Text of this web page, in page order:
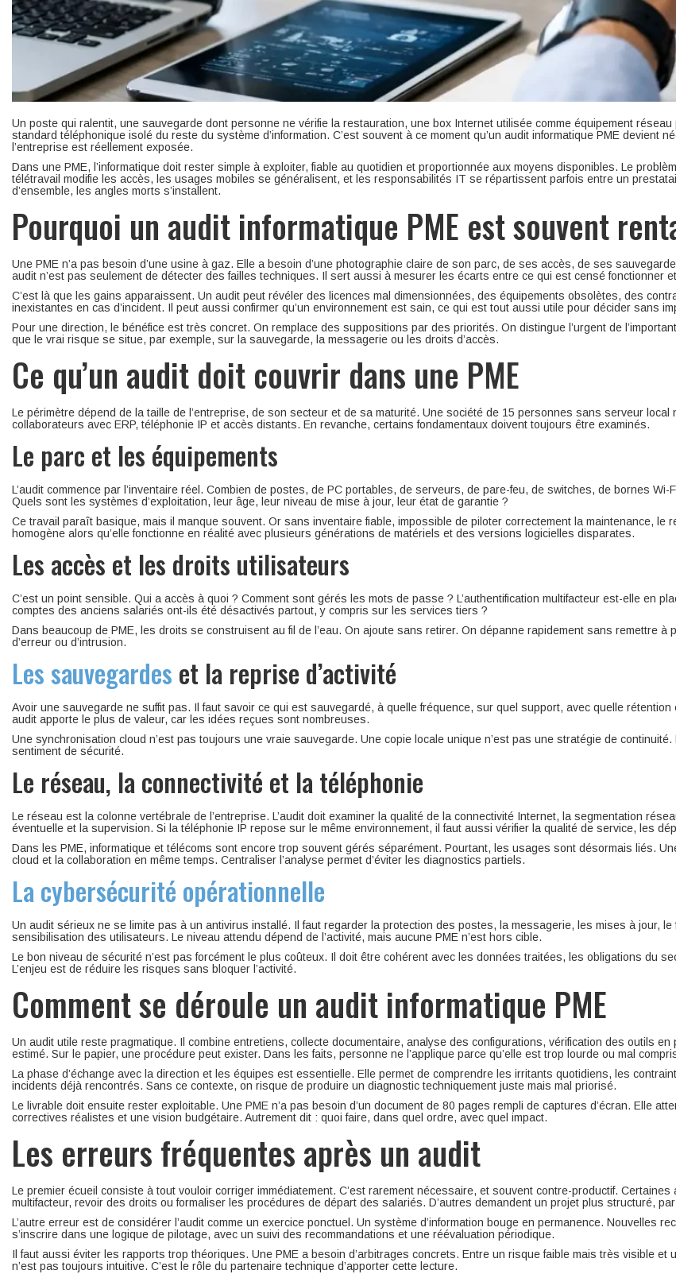
Un poste qui ralentit, une sauvegarde dont personne ne vérifie la restauration, une box Internet utilisée comme équipement
standard téléphonique isolé du reste du système d’information. C’est souvent à ce moment qu’un audit informatique PME
l’entreprise est réellement exposée.
Dans une PME, l’informatique doit rester simple à exploiter, fiable au quotidien et proportionnée aux moyens disponibles. Le
télétravail modifie les accès, les usages mobiles se généralisent, et les responsabilités IT se répartissent parfois entre un
d’ensemble, les angles morts s’installent.
Pourquoi un audit informatique PME est souvent
Une PME n’a pas besoin d’une usine à gaz. Elle a besoin d’une photographie claire de son parc, de ses accès, de ses
audit n’est pas seulement de détecter des failles techniques. Il sert aussi à mesurer les écarts entre ce qui est censé fonctionner
C’est là que les gains apparaissent. Un audit peut révéler des licences mal dimensionnées, des équipements obsolètes, des
inexistantes en cas d’incident. Il peut aussi confirmer qu’un environnement est sain, ce qui est tout aussi utile pour décider sans
Pour une direction, le bénéfice est très concret. On remplace des suppositions par des priorités. On distingue l’urgent de
que le vrai risque se situe, par exemple, sur la sauvegarde, la messagerie ou les droits d’accès.
Ce qu’un audit doit couvrir dans une PME
Le périmètre dépend de la taille de l’entreprise, de son secteur et de sa maturité. Une société de 15 personnes sans serveur local
collaborateurs avec ERP, téléphonie IP et accès distants. En revanche, certains fondamentaux doivent toujours être examinés.
Le parc et les équipements
L’audit commence par l’inventaire réel. Combien de postes, de PC portables, de serveurs, de pare-feu, de switches, de bornes
Quels sont les systèmes d’exploitation, leur âge, leur niveau de mise à jour, leur état de garantie ?
Ce travail paraît basique, mais il manque souvent. Or sans inventaire fiable, impossible de piloter correctement la maintenance, le
homogène alors qu’elle fonctionne en réalité avec plusieurs générations de matériels et des versions logicielles disparates.
Les accès et les droits utilisateurs
C’est un point sensible. Qui a accès à quoi ? Comment sont gérés les mots de passe ? L’authentification multifacteur est-elle en
comptes des anciens salariés ont-ils été désactivés partout, y compris sur les services tiers ?
Dans beaucoup de PME, les droits se construisent au fil de l’eau. On ajoute sans retirer. On dépanne rapidement sans remettre
d’erreur ou d’intrusion.
Les sauvegardes et la reprise d’activité
Avoir une sauvegarde ne suffit pas. Il faut savoir ce qui est sauvegardé, à quelle fréquence, sur quel support, avec quelle
audit apporte le plus de valeur, car les idées reçues sont nombreuses.
Une synchronisation cloud n’est pas toujours une vraie sauvegarde. Une copie locale unique n’est pas une stratégie de
sentiment de sécurité.
Le réseau, la connectivité et la téléphonie
Le réseau est la colonne vertébrale de l’entreprise. L’audit doit examiner la qualité de la connectivité Internet, la segmentation
éventuelle et la supervision. Si la téléphonie IP repose sur le même environnement, il faut aussi vérifier la qualité de service, les
Dans les PME, informatique et télécoms sont encore trop souvent gérés séparément. Pourtant, les usages sont désormais liés.
cloud et la collaboration en même temps. Centraliser l’analyse permet d’éviter les diagnostics partiels.
La cybersécurité opérationnelle
Un audit sérieux ne se limite pas à un antivirus installé. Il faut regarder la protection des postes, la messagerie, les mises à jour,
sensibilisation des utilisateurs. Le niveau attendu dépend de l’activité, mais aucune PME n’est hors cible.
Le bon niveau de sécurité n’est pas forcément le plus coûteux. Il doit être cohérent avec les données traitées, les obligations du
L’enjeu est de réduire les risques sans bloquer l’activité.
Comment se déroule un audit informatique PME
Un audit utile reste pragmatique. Il combine entretiens, collecte documentaire, analyse des configurations, vérification des outils
estimé. Sur le papier, une procédure peut exister. Dans les faits, personne ne l’applique parce qu’elle est trop lourde ou mal
La phase d’échange avec la direction et les équipes est essentielle. Elle permet de comprendre les irritants quotidiens, les
incidents déjà rencontrés. Sans ce contexte, on risque de produire un diagnostic techniquement juste mais mal priorisé.
Le livrable doit ensuite rester exploitable. Une PME n’a pas besoin d’un document de 80 pages rempli de captures d’écran. Elle
correctives réalistes et une vision budgétaire. Autrement dit : quoi faire, dans quel ordre, avec quel impact.
Les erreurs fréquentes après un audit
Le premier écueil consiste à tout vouloir corriger immédiatement. C’est rarement nécessaire, et souvent contre-productif.
multifacteur, revoir des droits ou formaliser les procédures de départ des salariés. D’autres demandent un projet plus structuré,
L’autre erreur est de considérer l’audit comme un exercice ponctuel. Un système d’information bouge en permanence. Nouvelles
s’inscrire dans une logique de pilotage, avec un suivi des recommandations et une réévaluation périodique.
Il faut aussi éviter les rapports trop théoriques. Une PME a besoin d’arbitrages concrets. Entre un risque faible mais très visible
n’est pas toujours intuitive. C’est le rôle du partenaire technique d’apporter cette lecture.